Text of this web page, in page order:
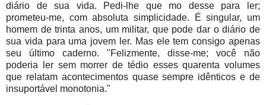
diário de sua vida. Pedi-lhe que mo desse para ler;
prometeu-me, com absoluta simplicidade. É singular, um
homem de trinta anos, um militar, que pode dar o diário de
sua vida para uma jovem ler. Mas ele tem consigo apenas
seu último caderno. "Felizmente, disse-me; você não
poderia ler sem morrer de tédio esses quarenta volumes
que relatam acontecimentos quase sempre idênticos e de
insuportável monotonia."